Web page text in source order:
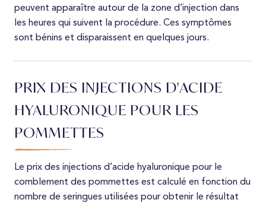
peuvent apparaître autour de la zone d’injection dans
les heures qui suivent la procédure. Ces symptômes
sont bénins et disparaissent en quelques jours.
PRIX DES INJECTIONS D'ACIDE
HYALURONIQUE POUR LES
POMMETTES
Le prix des injections d’acide hyaluronique pour le
comblement des pommettes est calculé en fonction du
nombre de seringues utilisées pour obtenir le résultat